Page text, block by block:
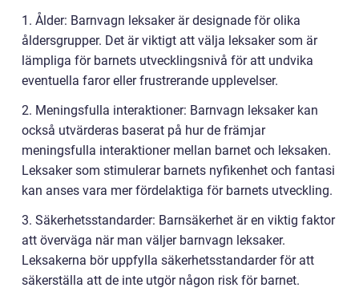
1. Ålder: Barnvagn leksaker är designade för olika
åldersgrupper. Det är viktigt att välja leksaker som är
lämpliga för barnets utvecklingsnivå för att undvika
eventuella faror eller frustrerande upplevelser.
2. Meningsfulla interaktioner: Barnvagn leksaker kan
också utvärderas baserat på hur de främjar
meningsfulla interaktioner mellan barnet och leksaken.
Leksaker som stimulerar barnets nyfikenhet och fantasi
kan anses vara mer fördelaktiga för barnets utveckling.
3. Säkerhetsstandarder: Barnsäkerhet är en viktig faktor
att överväga när man väljer barnvagn leksaker.
Leksakerna bör uppfylla säkerhetsstandarder för att
säkerställa att de inte utgör någon risk för barnet.